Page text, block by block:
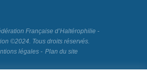
Française d’Haltérophilie -
©2024. Tous droits réservés.
légales
Plan du site